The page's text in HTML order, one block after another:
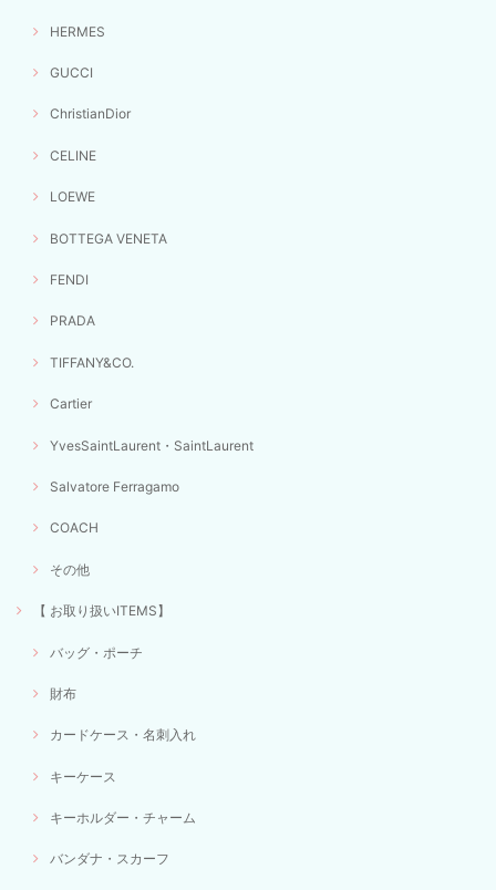
HERMES
GUCCI
ChristianDior
CELINE
LOEWE
BOTTEGA VENETA
FENDI
PRADA
TIFFANY&CO.
Cartier
YvesSaintLaurent・SaintLaurent
Salvatore Ferragamo
COACH
その他
【 お取り扱いITEMS】
バッグ・ポーチ
財布
カードケース・名刺入れ
キーケース
キーホルダー・チャーム
バンダナ・スカーフ